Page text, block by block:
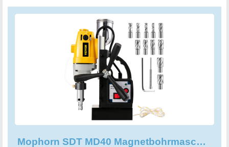
Anschweißschaft, die für eine rutschfeste Verbindung
sorgt. Mit einer Spindeldrehzahl von 550 U / min und einer
maximalen Bohrtiefe von 125 mm bzw. einem maximalen
Bohrdurchmesser von 40 mm (1-1 / 2 Zoll) ist diese
Maschine äußerst leistungsfähig. Um Überhitzung zu
vermeiden, verfügt die Bohrmaschine über einen
Kühlmitteltank, der das Gerät effektiv kühlt und eine lange
Lebensdauer gewährleistet. Der magnetische
Bohrsystemmotor hat eine starke Leistung von 1100 W und
arbeitet mit 220 V und 60 Hz. Das Set beinhaltet auch 11
schneller als herkömmliche Bohrer bohren können. Mit
Mophorn SDT MD40 Magnetbohrmaschine mit 13 PC 1 zoll HSS-Ringschneider